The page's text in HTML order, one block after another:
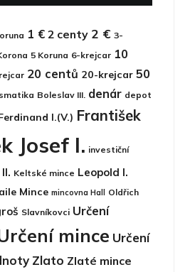
1 € 2 centy 2 € 3-
5 Koruna 6-krejcar 10
20 centů 20-krejcar 50
Boleslav III. denár depot
I.(V.) František
Josef I. investiční
Keltské mince Leopold I.
Mince mincovna Hall Oldřich
Slavníkovci Určení
mince Určení
Zlato Zlaté mince